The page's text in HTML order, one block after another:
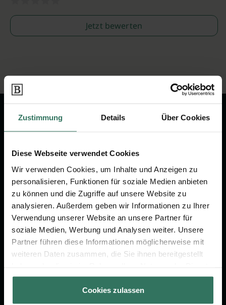
Zustimmung Details Über Cookies
Diese Webseite verwendet Cookies
Wir verwenden Cookies, um Inhalte und Anzeigen zu
personalisieren, Funktionen für soziale Medien anbieten
zu können und die Zugriffe auf unsere Website zu
analysieren. Außerdem geben wir Informationen zu Ihrer
Verwendung unserer Website an unsere Partner für
soziale Medien, Werbung und Analysen weiter. Unsere
Partner führen diese Informationen möglicherweise mit
weiteren Daten zusammen, die Sie ihnen bereitgestellt
gesammelt haben.
Cookies zulassen
Jetzt bewerten
um das Thema Bestattung &
Vorsorge.
Jetzt beraten lassen
FÜR SIE
Vergleich
Ratgeber
FÜR BESTATTER
Online-Portal
Kostenlos registrieren